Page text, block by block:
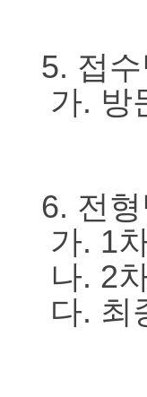
5. 접
가. 방
6. 전
가. 1
나. 2
다. 최